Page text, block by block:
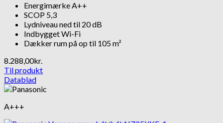
Energimærke A++
SCOP 5,3
Lydniveau ned til 20 dB
Indbygget Wi-Fi
Dækker rum på op til 105 m²
8.288,00kr.
Til produkt
Datablad
A+++